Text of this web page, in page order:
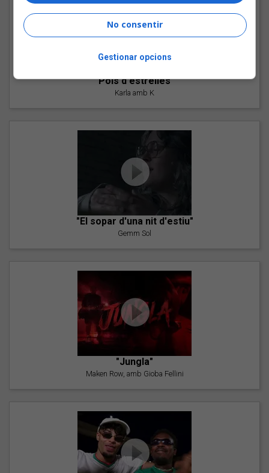
"Pols d'estrelles"
Karla amb K
"El sopar d'una nit d'estiu"
Gemm Sol
"Jungla"
Maken Row, amb Gioba Fellini
No consentir
Gestionar opcions